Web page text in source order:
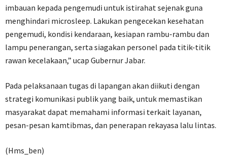
imbauan kepada pengemudi untuk istirahat sejenak guna
menghindari microsleep. Lakukan pengecekan kesehatan
pengemudi, kondisi kendaraan, kesiapan rambu-rambu dan
lampu penerangan, serta siagakan personel pada titik-titik
rawan kecelakaan,” ucap Gubernur Jabar.
Pada pelaksanaan tugas di lapangan akan diikuti dengan
strategi komunikasi publik yang baik, untuk memastikan
masyarakat dapat memahami informasi terkait layanan,
pesan-pesan kamtibmas, dan penerapan rekayasa lalu lintas.
(Hms_ben)